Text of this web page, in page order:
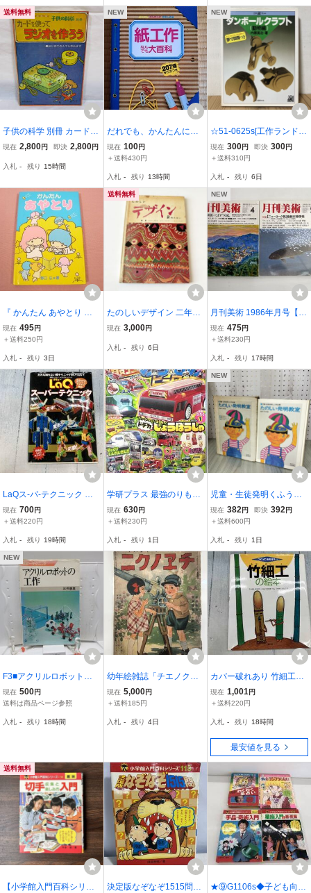
送料無料
子供の科学 別冊 カードを
使ってラジオを作ろう 昭
4年
現在 2,800円 即決 2,800円
入札 - 残り 15時間
NEW
だれでも、かんたんに、
たのしめる 紙工作なん
でも大百科 207種類
社編 こども 小学生
現在 100円
＋送料430円
入札 - 残り 13時間
NEW
☆51-0625s[工作ランド
ダンボールクラフト 動物
編] 原寸図面つき 内藤英
現在 300円 即決 300円
＋送料310円
入札 - 残り 6日
『 かんたん あやとり 』
野口広 サンリオ
現在 495円
＋送料250円
入札 - 残り 3日
送料無料
たのしいデザイン 二年生
岩崎書店 桑原実 1960 図
5年 昭和レトロ 林健造 熊
現在 3,000円
入札 - 残り 6日
NEW
月刊美術 1986年月号【K
260861】260710
現在 475円
＋送料230円
入札 - 残り 17時間
LaQス-パ-テクニック 世
界文化社
現在 700円
＋送料220円
入札 - 残り 19時間
学研プラス 最強のりもの
ヒーローズ 2025年 9-10
月号 ドデカ消防車、DVD
現在 630円
＋送料230円
入札 - 残り 1日
NEW
児童・生徒発明くふう作
品集 たのしい発明教室 監
修・宇井芳雄 220019
現在 382円 即決 392円
＋送料600円
入札 - 残り 1日
NEW
F3■アクリルロボットの
工作 ホビーテクニック
【著】三井康亘【発行】
年 ◆可■送料150円可
現在 500円
送料は商品ページ参照
入札 - 残り 18時間
幼年絵雑誌「チエノク
ニ シユコウ ト キリ
ヌキ 第1巻第2号」編
談社発行 大正15年9月 珍
現在 5,000円
＋送料185円
入札 - 残り 4日
カバー破れあり 竹細工の
絵本 うちむらえつぞう
現在 1,001 円
＋送料220円
入札 - 残り 18時間
最安値を見る
送料無料
【小学館入門百科シリー
決定版なぞなぞ1515問
★⑨G1106s◆子ども向け